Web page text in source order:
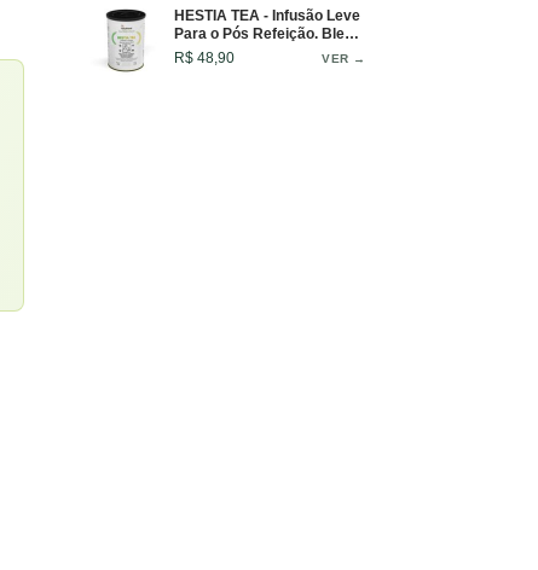
HESTIA TEA - Infusão Leve
Para o Pós Refeição. Blend
Digestivo Para Conforto e
Leveza - Lata - 50g
R$ 48,90 VER →